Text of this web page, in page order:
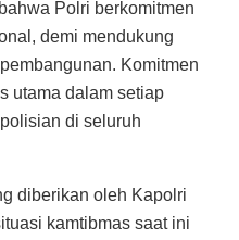
Polri berkomitmen
demi mendukung
Komitmen
utama dalam setiap
di seluruh
diberikan oleh Kapolri
kamtibmas saat ini